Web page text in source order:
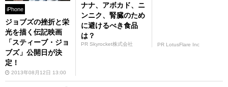
iPhone
ジョブズの挫折と栄
光を描く伝記映画
「スティーブ・ジョ
ブズ」公開日が決
定！
2013年08月12日 13:00
ナナ、アボカド、ニ
ンニク、腎臓のため
に避けるべき食品
は？
PR Skyrocket株式会社 PR LotusFlare Inc